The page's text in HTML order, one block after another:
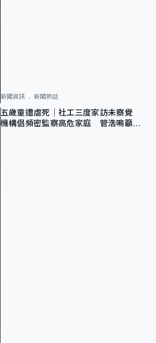
新聞資訊 新聞熱話
五歲童遭虐死｜社工三度家訪未察覺
機構倡頻密監察高危家庭 管浩鳴籲加